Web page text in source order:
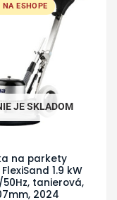
NA ESHOPE
JE SKLADOM
na parkety
1.9 kW
50Hz, tanierová,
2024